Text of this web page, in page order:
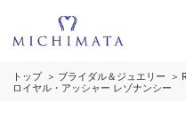
トップ ブライダル＆ジュエリー
ロイヤル・アッシャー レゾナンシー